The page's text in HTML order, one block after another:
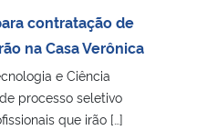
contratação de
na Casa Verônica
e Ciência
processo seletivo
que irão […]